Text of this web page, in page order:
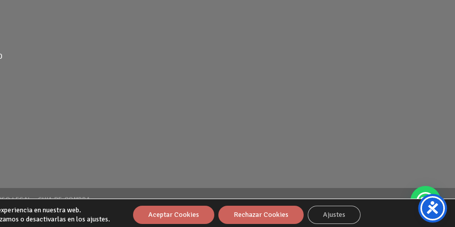
LEGAL GUIA DE COMPRA
en nuestra web.
o desactivarlas en los ajustes.
Aceptar Cookies Rechazar Cookies Ajustes